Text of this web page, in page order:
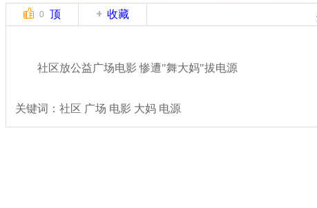
0 顶 收藏
社区放公益广场电影 惨遭"舞大妈"拔电源
关键词：社区 广场 电影 大妈 电源